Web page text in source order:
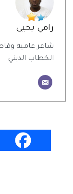
رامي يحيى
شاعر عامية
الخطاب الديني